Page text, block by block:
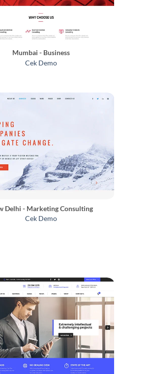
Mumbai - Business
Cek Demo
Delhi - Marketing Consulting
Cek Demo